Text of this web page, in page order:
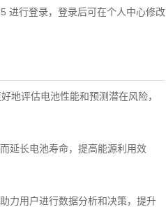
进行登录，登录后可在个人中心修改
地评估电池性能和预测潜在风险，
延长电池寿命，提高能源利用效
力用户进行数据分析和决策，提升